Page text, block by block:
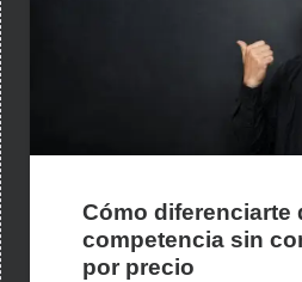
Cómo diferenciarte
competencia sin
por precio